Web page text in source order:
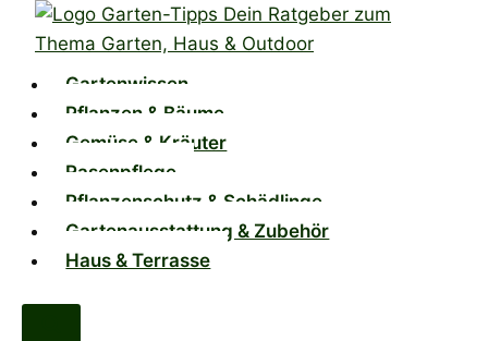
Zum
Inhalt
springen
Gartenwissen
Pflanzen & Bäume
Gemüse & Kräuter
Rasenpflege
Pflanzenschutz & Schädlinge
Gartenausstattung & Zubehör
Haus & Terrasse